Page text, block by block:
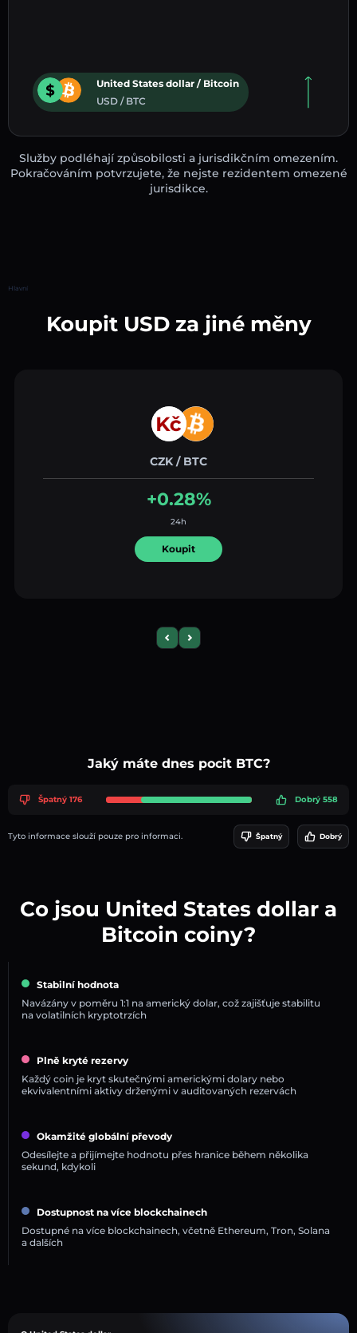
United States dollar / Bitcoin
USD / BTC
Služby podléhají způsobilosti a jurisdikčním omezením.
Pokračováním potvrzujete, že nejste rezidentem omezené
jurisdikce.
Hlavní
Koupit USD za jiné měny
CZK / BTC
+0.28%
24h
Koupit
Previous slide
Next slide
Jaký máte dnes pocit BTC?
Špatný 176 Dobrý 558
Tyto informace slouží pouze pro informaci. Špatný Dobrý
Co jsou United States dollar a
Bitcoin coiny?
Stabilní hodnota
Navázány v poměru 1:1 na americký dolar, což zajišťuje stabilitu
na volatilních kryptotrzích
Plně kryté rezervy
Každý coin je kryt skutečnými americkými dolary nebo
ekvivalentními aktivy drženými v auditovaných rezervách
Okamžité globální převody
Odesílejte a přijímejte hodnotu přes hranice během několika
sekund, kdykoli
Dostupnost na více blockchainech
Dostupné na více blockchainech, včetně Ethereum, Tron, Solana
a dalších